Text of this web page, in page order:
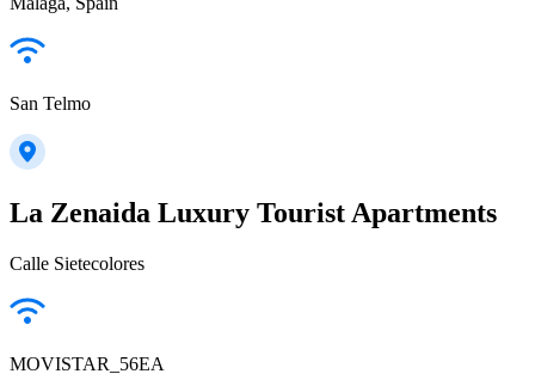
San Telmo
La Zenaida Luxury Tourist Apartments
Calle Sietecolores
MOVISTAR_56EA